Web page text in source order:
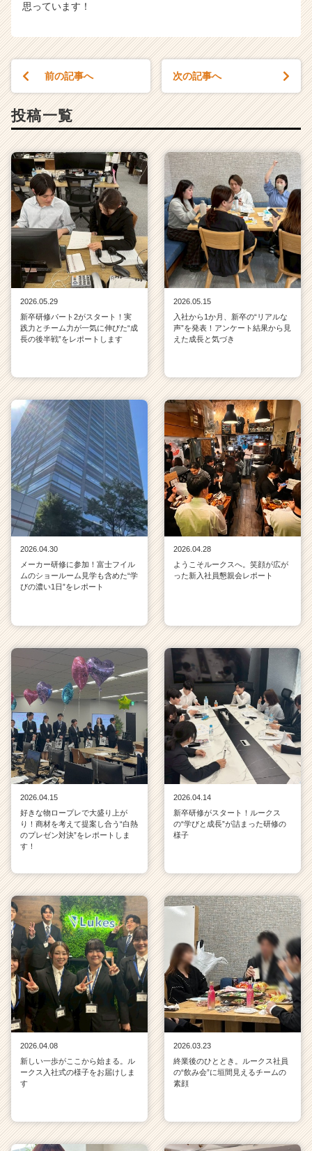
思っています！
前の記事へ 次の記事へ
投稿一覧
2026.05.29
新卒研修パート2がスタート！実
践力とチーム力が一気に伸びた“成
長の後半戦”をレポートします
2026.05.15
入社から1か月、新卒の“リアルな
声”を発表！アンケート結果から見
えた成長と気づき
2026.04.30
メーカー研修に参加！富士フイル
ムのショールーム見学も含めた“学
びの濃い1日”をレポート
2026.04.28
ようこそルークスへ。笑顔が広が
った新入社員懇親会レポート
2026.04.15
好きな物ロープレで大盛り上が
り！商材を考えて提案し合う“白熱
のプレゼン対決”をレポートしま
す！
2026.04.14
新卒研修がスタート！ルークス
の“学びと成長”が詰まった研修の
様子
2026.04.08
新しい一歩がここから始まる。ル
ークス入社式の様子をお届けしま
す
2026.03.23
終業後のひととき。ルークス社員
の“飲み会”に垣間見えるチームの
素顔